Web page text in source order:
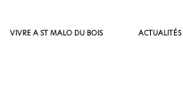
VIVRE A ST MALO DU BOIS ACTUALITÉS